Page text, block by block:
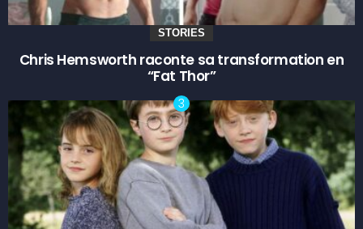
STORIES
Chris Hemsworth raconte sa transformation en
“Fat Thor”